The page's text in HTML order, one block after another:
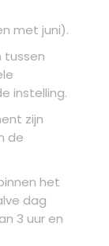
met juni).
tussen
instelling.
zijn
de
het
dag
3 uur en